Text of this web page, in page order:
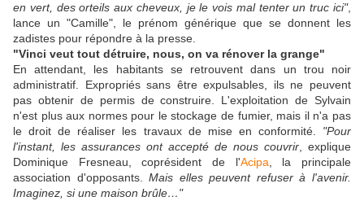
en vert, des orteils aux cheveux, je le vois mal tenter un truc ici",
lance un "Camille", le prénom générique que se donnent les
zadistes pour répondre à la presse.
"Vinci veut tout détruire, nous, on va rénover la grange"
En attendant, les habitants se retrouvent dans un trou noir
administratif. Expropriés sans être expulsables, ils ne peuvent
pas obtenir de permis de construire. L'exploitation de Sylvain
n'est plus aux normes pour le stockage de fumier, mais il n'a pas
le droit de réaliser les travaux de mise en conformité. "Pour
l'instant, les assurances ont accepté de nous couvrir , explique
Dominique Fresneau, coprésident de l'Acipa , la principale
association d'opposants.Mais elles peuvent refuser à l'avenir.
Imaginez, si une maison brûle…"